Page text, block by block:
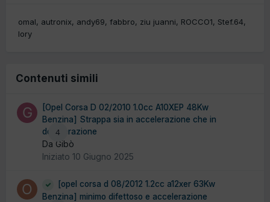
omal autronix andy69 fabbro ziu juanni ROCCO1
Stef.64
lory
Contenuti simili
4
[Opel Corsa D 02/2010 1.0cc A10XEP 48Kw
Benzina] Strappa sia in accelerazione che in
decelerazione
Da Gibò
Iniziato 10 Giugno 2025
[opel corsa d 08/2012 1.2cc a12xer 63Kw
Benzina] minimo difettoso e accelerazione